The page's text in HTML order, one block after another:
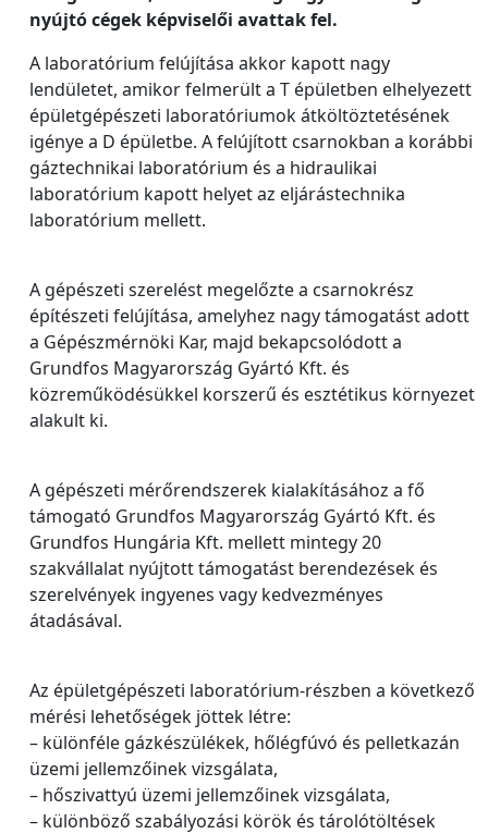
nyújtó cégek képviselői avattak fel.
A laboratórium felújítása akkor kapott nagy
lendületet, amikor felmerült a T épületben elhelyezett
épületgépészeti laboratóriumok átköltöztetésének
igénye a D épületbe. A felújított csarnokban a korábbi
gáztechnikai laboratórium és a hidraulikai
laboratórium kapott helyet az eljárástechnika
laboratórium mellett.
A gépészeti szerelést megelőzte a csarnokrész
építészeti felújítása, amelyhez nagy támogatást adott
a Gépészmérnöki Kar, majd bekapcsolódott a
Grundfos Magyarország Gyártó Kft. és
közreműködésükkel korszerű és esztétikus környezet
alakult ki.
A gépészeti mérőrendszerek kialakításához a fő
támogató Grundfos Magyarország Gyártó Kft. és
Grundfos Hungária Kft. mellett mintegy 20
szakvállalat nyújtott támogatást berendezések és
szerelvények ingyenes vagy kedvezményes
átadásával.
Az épületgépészeti laboratórium-részben a következő
mérési lehetőségek jöttek létre:
– különféle gázkészülékek, hőlégfúvó és pelletkazán
üzemi jellemzőinek vizsgálata,
– hőszivattyú üzemi jellemzőinek vizsgálata,
– különböző szabályozási körök és tárolótöltések